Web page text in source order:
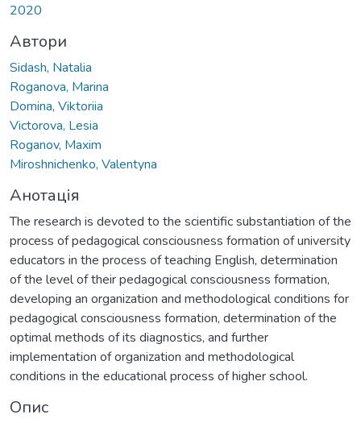
2020
Автори
Sidash, Natalia
Roganova, Marina
Domina, Viktoriia
Victorova, Lesia
Roganov, Maxim
Miroshnichenko, Valentyna
Анотація
The research is devoted to the scientific substantiation of the
process of pedagogical consciousness formation of university
educators in the process of teaching English, determination
of the level of their pedagogical consciousness formation,
developing an organization and methodological conditions for
pedagogical consciousness formation, determination of the
optimal methods of its diagnostics, and further
implementation of organization and methodological
conditions in the educational process of higher school.
Опис